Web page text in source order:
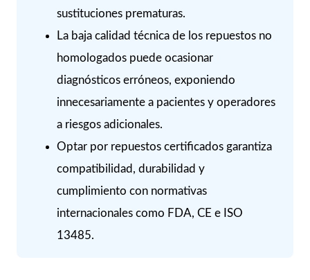
sustituciones prematuras.
La baja calidad técnica de los repuestos no
homologados puede ocasionar
diagnósticos erróneos, exponiendo
innecesariamente a pacientes y operadores
a riesgos adicionales.
Optar por repuestos certificados garantiza
compatibilidad, durabilidad y
cumplimiento con normativas
internacionales como FDA, CE e ISO
13485.